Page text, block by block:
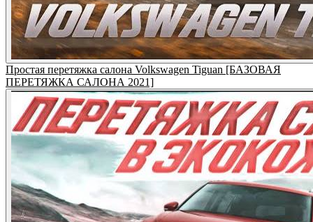
Простая перетяжка салона Volkswagen Tiguan [БАЗОВАЯ
ПЕРЕТЯЖКА САЛОНА 2021]